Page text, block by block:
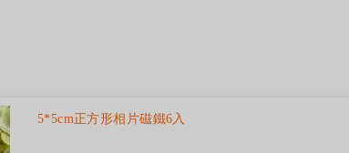
5*5cm正方形相片磁鐵6入